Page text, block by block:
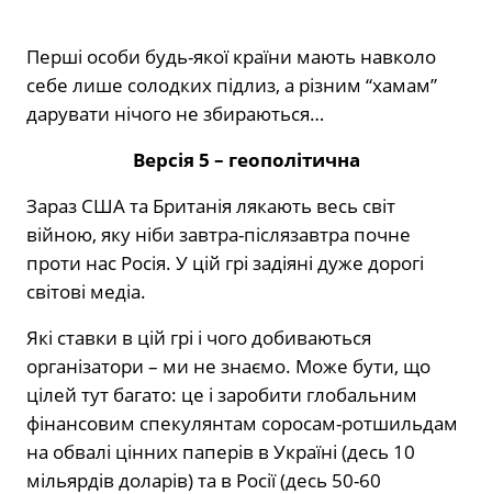
Перші особи будь-якої країни мають навколо
себе лише солодких підлиз, а різним “хамам”
дарувати нічого не збираються…
Версія 5 – геополітична
Зараз США та Британія лякають весь світ
війною, яку ніби завтра-післязавтра почне
проти нас Росія. У цій грі задіяні дуже дорогі
світові медіа.
Які ставки в цій грі і чого добиваються
організатори – ми не знаємо. Може бути, що
цілей тут багато: це і заробити глобальним
фінансовим спекулянтам соросам-ротшильдам
на обвалі цінних паперів в Україні (десь 10
мільярдів доларів) та в Росії (десь 50-60